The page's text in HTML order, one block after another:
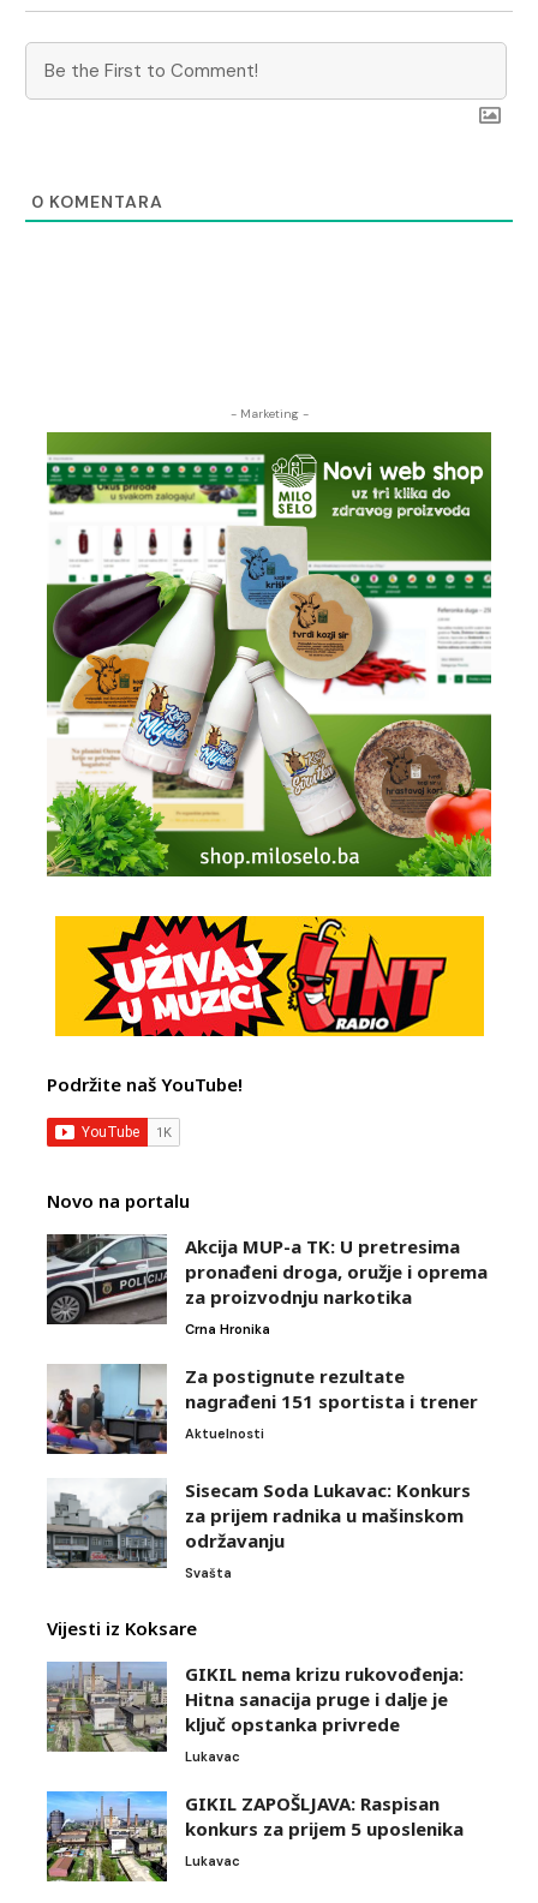
0 KOMENTARA
- Marketing -
Podržite naš YouTube!
Novo na portalu
Akcija MUP-a TK: U pretresima
pronađeni droga, oružje i oprema
za proizvodnju narkotika
Crna Hronika
Za postignute rezultate
nagrađeni 151 sportista i trener
Aktuelnosti
Sisecam Soda Lukavac: Konkurs
za prijem radnika u mašinskom
održavanju
Svašta
Vijesti iz Koksare
GIKIL nema krizu rukovođenja:
Hitna sanacija pruge i dalje je
ključ opstanka privrede
Lukavac
GIKIL ZAPOŠLJAVA: Raspisan
konkurs za prijem 5 uposlenika
Lukavac